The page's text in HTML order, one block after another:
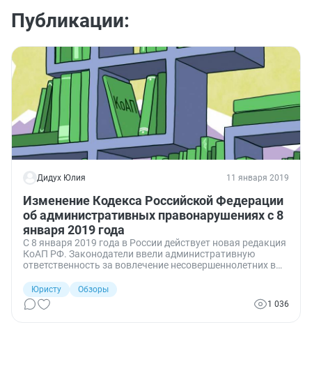
Публикации:
Дидух Юлия 11 января 2019
Изменение Кодекса Российской Федерации
об административных правонарушениях с 8
января 2019 года
С 8 января 2019 года в России действует новая редакция
КоАП РФ. Законодатели ввели административную
ответственность за вовлечение несовершеннолетних в
демонстрациях, а также установили возможность
ответственности по КоАП РФ за возбуждение ненависти
или вражды.
Юристу
Обзоры
1 036